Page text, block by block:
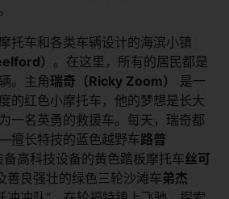
托车和各类车辆设计的海滨小镇
） 。在这里，所有的居民都是
。主角瑞奇（Ricky Zoom）
​ 是一
的红色小摩托车，他的梦想是长大
一名英勇的救援车。每天，瑞奇都
长特技的蓝色越野车路普
备高科技设备的黄色踏板摩托车丝可
善良强壮的绿色三轮沙滩车弟杰